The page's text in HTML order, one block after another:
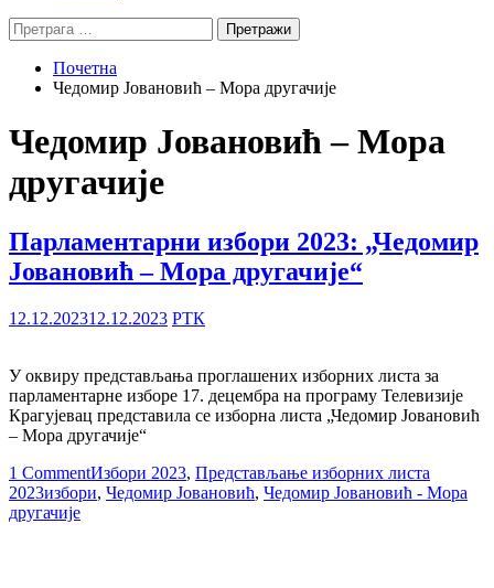
Претрага
за:
Почетна
Чедомир Јовановић – Мора другачије
Чедомир Јовановић – Мора
другачије
Парламентарни избори 2023: „Чедомир
Јовановић – Мора другачије“
12.12.202312.12.2023 РТК
У оквиру представљања проглашених изборних листа за
парламентарне изборе 17. децембра на програму Телевизије
Крагујевац представила се изборна листа „Чедомир Јовановић
– Мора другачије“
1 CommentИзбори 2023, Представљање изборних листа
2023избори, Чедомир Јовановић, Чедомир Јовановић - Мора
другачије